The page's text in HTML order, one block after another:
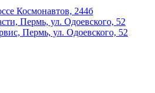
Космонавтов, 244б
Пермь, ул. Одоевского, 52
Пермь, ул. Одоевского, 52